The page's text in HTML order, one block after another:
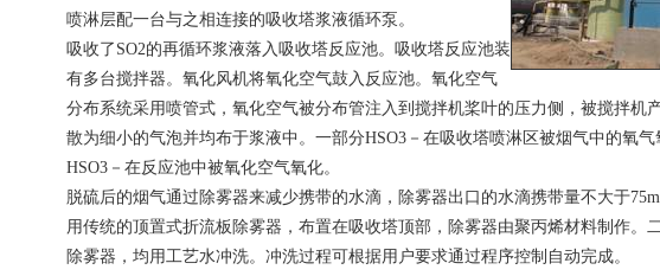
喷淋层配一台与之相连接的吸收塔浆液循环泵。
吸收了SO2的再循环浆液落入吸收塔反应池。吸收塔反应池装
有多台搅拌器。氧化风机将氧化空气鼓入反应池。氧化空气
分布系统采用喷管式，氧化空气被分布管注入到搅拌机桨叶的压力侧，被搅拌机
散为细小的气泡并均布于浆液中。一部分HSO3－在吸收塔喷淋区被烟气中的氧
HSO3－在反应池中被氧化空气氧化。
脱硫后的烟气通过除雾器来减少携带的水滴，除雾器出口的水滴携带量不大于
用传统的顶置式折流板除雾器，布置在吸收塔顶部，除雾器由聚丙烯材料制作。
除雾器，均用工艺水冲洗。冲洗过程可根据用户要求通过程序控制自动完成。